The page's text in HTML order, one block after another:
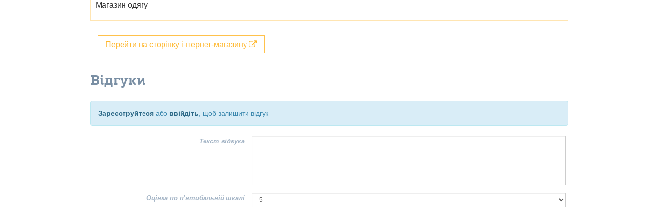
Магазин одягу
Перейти на сторінку інтернет-магазину
Відгуки
Зареєструйтеся або ввійдіть , щоб залишити відгук
Текст відгука
Оцінка по п’ятибальній шкалі